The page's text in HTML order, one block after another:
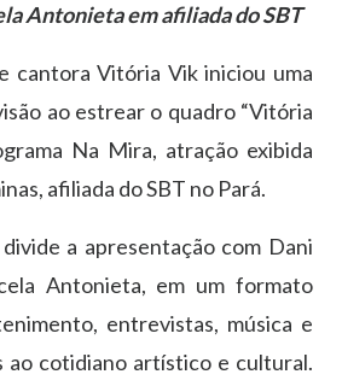
Antonieta em afiliada do SBT
cantora Vitória Vik iniciou uma
ao estrear o quadro “Vitória
Na Mira, atração exibida
afiliada do SBT no Pará.
a apresentação com Dani
Antonieta, em um formato
entrevistas, música e
ao cotidiano artístico e cultural.